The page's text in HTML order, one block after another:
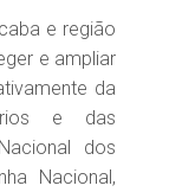
e região
e ampliar
da
e das
dos
Nacional,